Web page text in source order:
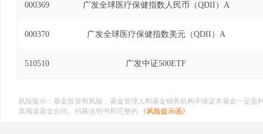
000369 广发全球医疗保健指数人民币（QDII）A
000370 广发全球医疗保健指数美元（QDII）A
510510 广发中证500ETF
风险提示：基金投资有风险，基金管理人和基金销售机构不保证本基金一定
真阅读基金合同、招募说明书和完整的
《风险提示函》